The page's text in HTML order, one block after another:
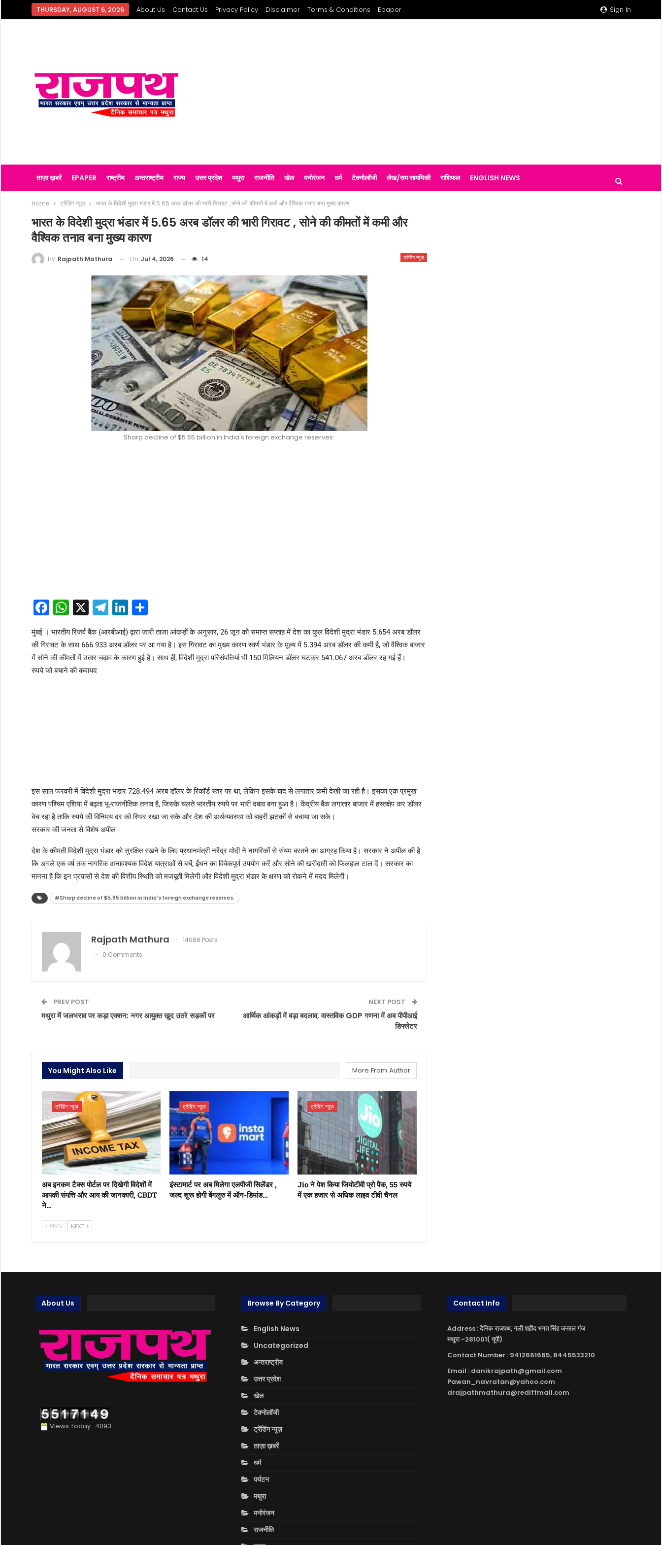
Sign In
THURSDAY, AUGUST 6, 2026 About Us Contact Us Privacy Policy Disclaimer Terms & Conditions Epaper
ताज़ा ख़बरें EPAPER राष्ट्रीय अन्तराष्ट्रीय राज्य उत्तर प्रदेश मथुरा राजनीति खेल मनोरंजन धर्म टेक्नोलॉजी लेख/सम सामयिकी राशिफल ENGLISH NEWS
Home ट्रेंडिंग न्यूज़ भारत के विदेशी मुद्रा भंडार में 5.65 अरब डॉलर की भारी गिरावट , सोने की कीमतों में कमी और वैश्विक तनाव बना मुख्य कारण
भारत के विदेशी मुद्रा भंडार में 5.65 अरब डॉलर की भारी गिरावट , सोने की कीमतों में कमी और
वैश्विक तनाव बना मुख्य कारण
ट्रेंडिंग न्यूज़
By Rajpath Mathura On Jul 4, 2026 14
Sharp decline of $5.65 billion in India's foreign exchange reserves.
Facebook
WhatsApp
X Telegram
LinkedIn
Share
मुंबई । भारतीय रिजर्व बैंक (आरबीआई) द्वारा जारी ताजा आंकड़ों के अनुसार, 26 जून को समाप्त सप्ताह में देश का कुल विदेशी मुद्रा भंडार 5.654 अरब डॉलर
की गिरावट के साथ 666.933 अरब डॉलर पर आ गया है। इस गिरावट का मुख्य कारण स्वर्ण भंडार के मूल्य में 5.394 अरब डॉलर की कमी है, जो वैश्विक बाजार
में सोने की कीमतों में उतार-चढ़ाव के कारण हुई है। साथ ही, विदेशी मुद्रा परिसंपत्तियां भी 150 मिलियन डॉलर घटकर 541.067 अरब डॉलर रह गई हैं।
रुपये को बचाने की कवायद
इस साल फरवरी में विदेशी मुद्रा भंडार 728.494 अरब डॉलर के रिकॉर्ड स्तर पर था, लेकिन इसके बाद से लगातार कमी देखी जा रही है। इसका एक प्रमुख
कारण पश्चिम एशिया में बढ़ता भू-राजनीतिक तनाव है, जिसके चलते भारतीय रुपये पर भारी दबाव बना हुआ है। केंद्रीय बैंक लगातार बाजार में हस्तक्षेप कर डॉलर
बेच रहा है ताकि रुपये की विनिमय दर को स्थिर रखा जा सके और देश की अर्थव्यवस्था को बाहरी झटकों से बचाया जा सके।
सरकार की जनता से विशेष अपील
देश के कीमती विदेशी मुद्रा भंडार को सुरक्षित रखने के लिए प्रधानमंत्री नरेंद्र मोदी ने नागरिकों से संयम बरतने का आग्रह किया है। सरकार ने अपील की है
कि अगले एक वर्ष तक नागरिक अनावश्यक विदेश यात्राओं से बचें, ईंधन का विवेकपूर्ण उपयोग करें और सोने की खरीदारी को फिलहाल टाल दें। सरकार का
मानना है कि इन प्रयासों से देश की वित्तीय स्थिति को मजबूती मिलेगी और विदेशी मुद्रा भंडार के क्षरण को रोकने में मदद मिलेगी।
#Sharp decline of $5.65 billion in India's foreign exchange reserves.
Rajpath Mathura
14088 Posts
0 Comments
PREV POST
मथुरा में जलभराव पर कड़ा एक्शन: नगर आयुक्त खुद उतरे सड़कों पर
NEXT POST
आर्थिक आंकड़ों में बड़ा बदलाव, वास्तविक GDP गणना में अब पीपीआई
डिफ्लेटर
You Might Also Like More From Author
ट्रेंडिंग न्यूज़
अब इनकम टैक्स पोर्टल पर दिखेगी विदेशों में
आपकी संपत्ति और आय की जानकारी, CBDT
ने…
ट्रेंडिंग न्यूज़
इंस्टामार्ट पर अब मिलेगा एलपीजी सिलेंडर ,
जल्द शुरू होगी बेंगलुरु में ऑन-डिमांड…
ट्रेंडिंग न्यूज़
Jio ने पेश किया जियोटीवी प्रो पैक, 55 रुपये
में एक हजार से अधिक लाइव टीवी चैनल
PREV NEXT
About Us
Views Today : 4093
Browse By Category
English News
Uncategorized
अन्तराष्ट्रीय
उत्तर प्रदेश
खेल
टेक्नोलॉजी
ट्रेंडिंग न्यूज़
ताज़ा ख़बरें
धर्म
पर्यटन
मथुरा
मनोरंजन
राजनीति
Contact Info
Address : दैनिक राजपथ, गली शहीद भगत सिंह जनरल गंज
मथुरा -281001( यूपी)
Contact Number : 9412661665, 8445533210
Email : danikrajpath@gmail.com
Pawan_navratan@yahoo.com
drajpathmathura@rediffmail.com